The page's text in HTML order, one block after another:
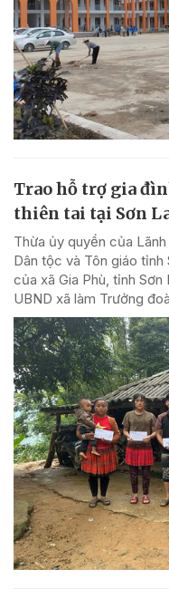
Trao hỗ trợ gia
thiên tai tại Sơn
Thừa ủy quyền của
Dân tộc và Tôn giáo
của xã Gia Phù, tỉnh
UBND xã làm Trưởng